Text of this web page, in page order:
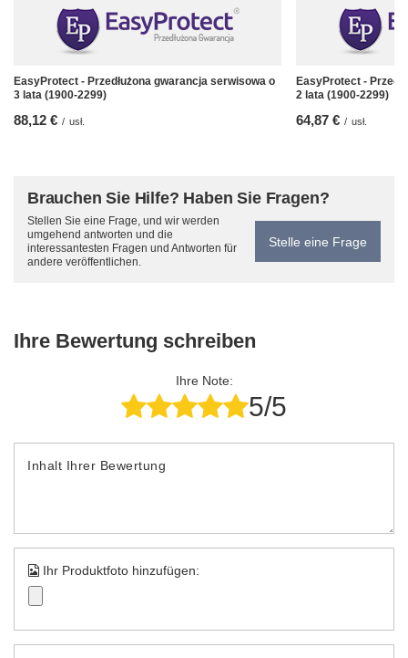
EasyProtect - Przedłużona gwarancja serwisowa o
3 lata (1900-2299)
88,12 € / usł.
EasyProtect -
2 lata (1900-2299)
64,87 € / usł.
Brauchen Sie Hilfe? Haben Sie Fragen?
Stellen Sie eine Frage, und wir werden
umgehend antworten und die
interessantesten Fragen und Antworten für
andere veröffentlichen.
Stelle eine Frage
Ihre Bewertung schreiben
Ihre Note:
5/5
Inhalt Ihrer Bewertung
Ihr Produktfoto hinzufügen: